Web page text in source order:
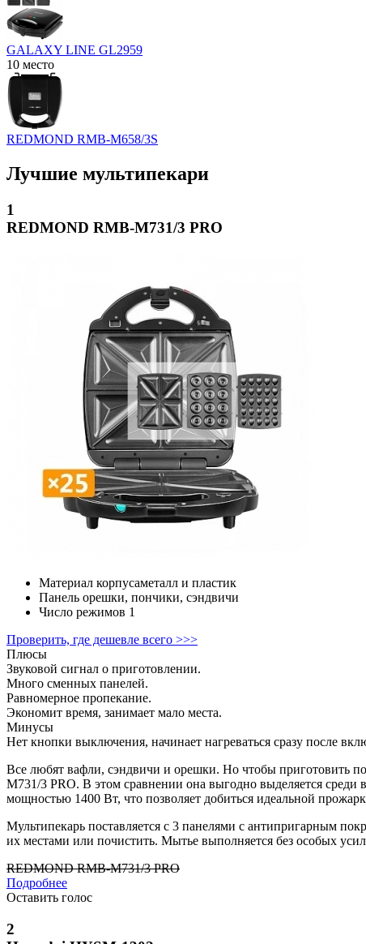
GALAXY LINE GL2959
10 место
REDMOND RMB-M658/3S
Лучшие мультипекари
1
REDMOND RMB-M731/3 PRO
Материал корпусаметалл и пластик
Панель орешки, пончики, сэндвичи
Число режимов 1
Проверить, где дешевле всего >>>
Плюсы
Звуковой сигнал о приготовлении.
Много сменных панелей.
Равномерное пропекание.
Экономит время, занимает мало места.
Минусы
Нет кнопки выключения, начинает нагреваться сразу после
Все любят вафли, сэндвичи и орешки. Но чтобы приготовить
M731/3 PRO. В этом сравнении она выгодно выделяется среди
мощностью 1400 Вт, что позволяет добиться идеальной
Мультипекарь поставляется с 3 панелями с антипригарным
их местами или почистить. Мытье выполняется без особых
REDMOND RMB-M731/3 PRO
Подробнее
Оставить голос
2